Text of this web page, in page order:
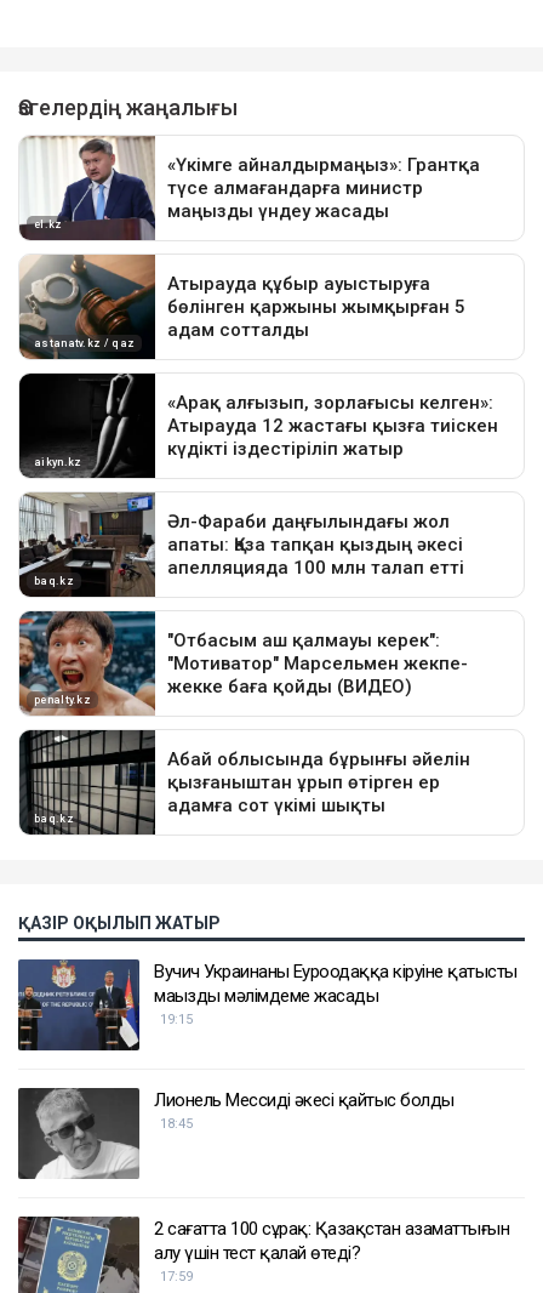
ҚАЗІР ОҚЫЛЫП ЖАТЫР
Вучич Украинаның Еуроодаққа кіруіне қатысты
маңызды мәлімдеме жасады
19:15
Лионель Мессидің әкесі қайтыс болды
18:45
2 сағатта 100 сұрақ: Қазақстан азаматтығын
алу үшін тест қалай өтеді?
17:59